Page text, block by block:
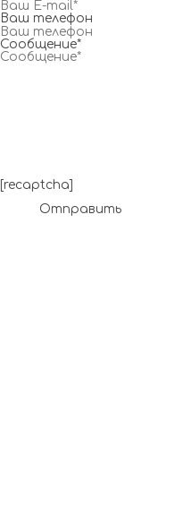
Ваш телефон
Сообщение*
[recaptcha]